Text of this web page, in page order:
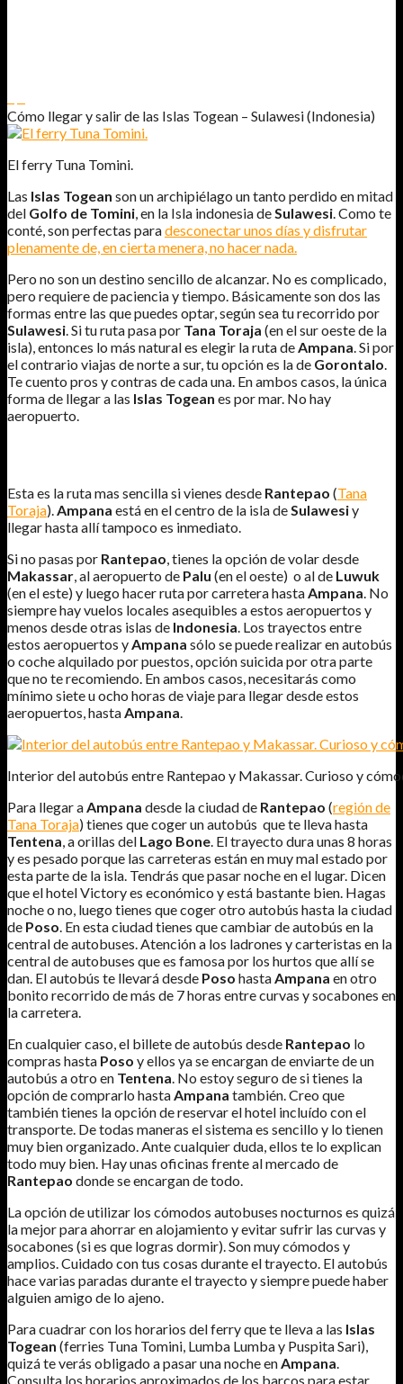
Cómo llegar y salir de las Islas Togean – Sulawesi (Indonesia)
El ferry Tuna Tomini.
Las Islas Togean son un archipiélago un tanto perdido en mitad
del Golfo de Tomini, en la Isla indonesia deSulawesi. Como te
conté, son perfectas paradesconectar unos días y disfrutar
plenamente de, en cierta menera, no hacer nada.
Pero no son un destino sencillo de alcanzar. No es complicado,
pero requiere de paciencia y tiempo. Básicamente son dos las
formas entre las que puedes optar, según sea tu recorrido por
Sulawesi. Si tu ruta pasa por Tana Toraja (en el sur oeste de la
isla), entonces lo más natural es elegir la ruta deAmpana. Si por
el contrario viajas de norte a sur, tu opción es la de Gorontalo.
Te cuento pros y contras de cada una. En ambos casos, la única
forma de llegar a las Islas Togean es por mar. No hay
aeropuerto.
Esta es la ruta mas sencilla si vienes desde Rantepao (Tana
Toraja). Ampana está en el centro de la isla de Sulawesiy
llegar hasta allí tampoco es inmediato.
Si no pasas por Rantepao , tienes la opción de volar desde
Makassar , al aeropuerto de Palu (en el oeste) o al de Luwuk
(en el este) y luego hacer ruta por carretera hasta Ampana . No
siempre hay vuelos locales asequibles a estos aeropuertos y
menos desde otras islas de Indonesia . Los trayectos entre
estos aeropuertos y Ampana sólo se puede realizar en autobús
o coche alquilado por puestos, opción suicida por otra parte
que no te recomiendo. En ambos casos, necesitarás como
mínimo siete u ocho horas de viaje para llegar desde estos
aeropuertos, hasta Ampana
Interior del autobús entre Rantepao y Makassar. Curioso y
Para llegar a Ampana desde la ciudad de Rantepao (región de
Tana Toraja) tienes que coger un autobús que te lleva hasta
Tentena , a orillas del Lago Bone . El trayecto dura unas 8 horas
y es pesado porque las carreteras están en muy mal estado por
esta parte de la isla. Tendrás que pasar noche en el lugar. Dicen
que el hotel Victory es económico y está bastante bien. Hagas
noche o no, luego tienes que coger otro autobús hasta la ciudad
de Poso . En esta ciudad tienes que cambiar de autobús en la
central de autobuses. Atención a los ladrones y carteristas en la
central de autobuses que es famosa por los hurtos que allí se
dan. El autobús te llevará desde Poso hasta Ampana en otro
bonito recorrido de más de 7 horas entre curvas y socabones en
la carretera.
En cualquier caso, el billete de autobús desde Rantepao lo
compras hasta Poso y ellos ya se encargan de enviarte de un
autobús a otro en Tentena . No estoy seguro de si tienes la
opción de comprarlo hasta Ampana también. Creo que
también tienes la opción de reservar el hotel incluído con el
transporte. De todas maneras el sistema es sencillo y lo tienen
muy bien organizado. Ante cualquier duda, ellos te lo explican
todo muy bien. Hay unas oficinas frente al mercado de
Rantepao donde se encargan de todo.
La opción de utilizar los cómodos autobuses nocturnos es quizá
la mejor para ahorrar en alojamiento y evitar sufrir las curvas y
socabones (si es que logras dormir). Son muy cómodos y
amplios. Cuidado con tus cosas durante el trayecto. El autobús
hace varias paradas durante el trayecto y siempre puede haber
alguien amigo de lo ajeno.
Para cuadrar con los horarios del ferry que te lleva a las Islas
Togean (ferries Tuna Tomini, Lumba Lumba y Puspita Sari),
quizá te verás obligado a pasar una noche en Ampana
Consulta los horarios aproximados de los barcos para estar